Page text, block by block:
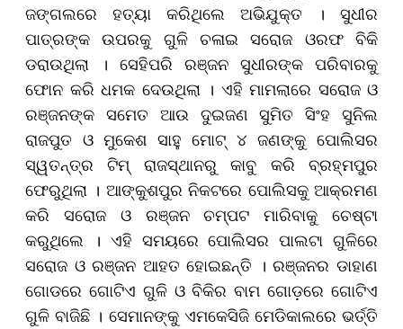
ଜଙ୍ଗଲରେ ହତ୍ୟା କରିଥିଲେ ଅଭିଯୁକ୍ତ । ସୁଧୀର
ପାତ୍ରଙ୍କ ଉପରକୁ ଗୁଳି ଚଳାଇ ସରୋଜ ଓରଫ ବିକି
ଡରାଉଥିଲା । ସେହିପରି ରଞ୍ଜନ ସୁଧୀରଙ୍କ ପରିବାରକୁ
ଫୋନ କରି ଧମକ ଦେଉଥିଲା । ଏହି ମାମଲାରେ ସରୋଜ ଓ
ରଞ୍ଜନଙ୍କ ସମେତ ଆଉ ଦୁଇଜଣ ସୁମିତ ସିଂହ ସୁନିଲ
ରାଜପୁତ ଓ ମୁକେଶ ସାହୁ ମୋଟ୍ ୪ ଜଣଙ୍କୁ ପୋଲିସର
ସ୍ୱତନ୍ତ୍ର ଟିମ୍ ରାଜସ୍ଥାନରୁ କାବୁ କରି ବ୍ରହ୍ମପୁର
ଫେରୁଥିଲା । ଆଙ୍କୁଶପୁର ନିକଟରେ ପୋଲିସକୁ ଆକ୍ରମଣ
କରି ସରୋଜ ଓ ରଞ୍ଜନ ଚମ୍ପଟ ମାରିବାକୁ ଚେଷ୍ଟା
କରୁଥିଲେ । ଏହି ସମୟରେ ପୋଲିସର ପାଲଟା ଗୁଳିରେ
ସରୋଜ ଓ ରଞ୍ଜନ ଆହତ ହୋଇଛନ୍ତି । ରଞ୍ଜନର ଡାହାଣ
ଗୋଡରେ ଗୋଟିଏ ଗୁଳି ଓ ବିକିର ବାମ ଗୋଡ଼ରେ ଗୋଟିଏ
ଗୁଳି ବାଜିଛି । ସେମାନଙ୍କୁ ଏମକେସିଜି ମେଡିକାଲରେ ଭର୍ତ୍ତି